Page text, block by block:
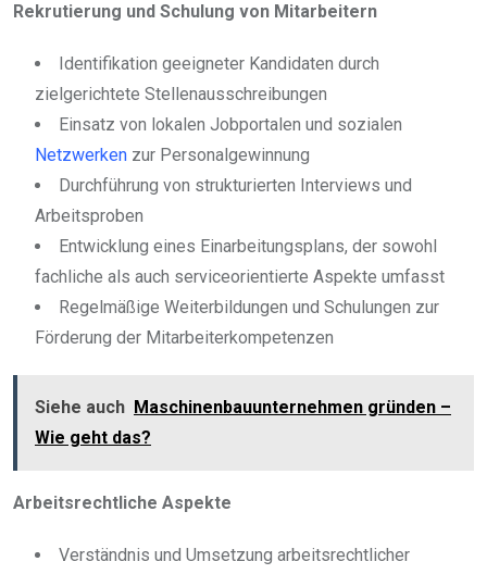
Rekrutierung und Schulung von Mitarbeitern
Identifikation geeigneter Kandidaten durch
zielgerichtete Stellenausschreibungen
Einsatz von lokalen Jobportalen und sozialen
Netzwerken zur Personalgewinnung
Durchführung von strukturierten Interviews und
Arbeitsproben
Entwicklung eines Einarbeitungsplans, der sowohl
fachliche als auch serviceorientierte Aspekte umfasst
Regelmäßige Weiterbildungen und Schulungen zur
Förderung der Mitarbeiterkompetenzen
Siehe auch Maschinenbauunternehmen gründen –
Wie geht das?
Arbeitsrechtliche Aspekte
Verständnis und Umsetzung arbeitsrechtlicher